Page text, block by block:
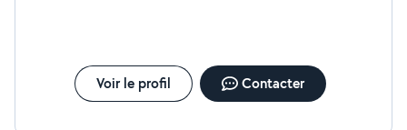
Voir le profil Contacter